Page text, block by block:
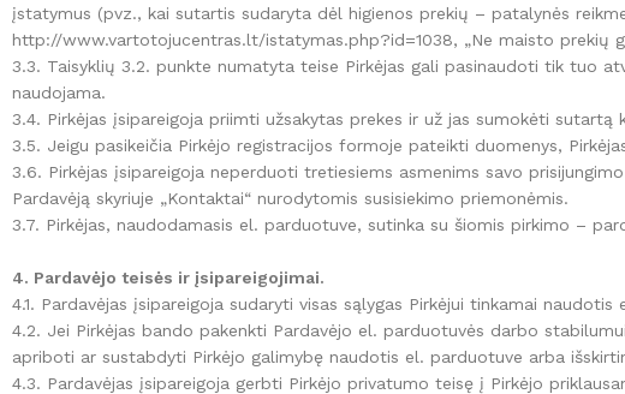
įstatymus (pvz., kai sutartis sudaryta dėl higienos prekių – patalynės
http://www.vartotojucentras.lt/istatymas.php?id=1038, „Ne maisto prekių
3.3. Taisyklių 3.2. punkte numatyta teise Pirkėjas gali pasinaudoti tik tuo
naudojama.
3.4. Pirkėjas įsipareigoja priimti užsakytas prekes ir už jas sumokėti sutartą
3.5. Jeigu pasikeičia Pirkėjo registracijos formoje pateikti duomenys,
3.6. Pirkėjas įsipareigoja neperduoti tretiesiems asmenims savo
Pardavėją skyriuje „Kontaktai“ nurodytomis susisiekimo priemonėmis.
3.7. Pirkėjas, naudodamasis el. parduotuve, sutinka su šiomis pirkimo –
4. Pardavėjo teisės ir įsipareigojimai.
4.1. Pardavėjas įsipareigoja sudaryti visas sąlygas Pirkėjui tinkamai
4.2. Jei Pirkėjas bando pakenkti Pardavėjo el. parduotuvės darbo
apriboti ar sustabdyti Pirkėjo galimybę naudotis el. parduotuve arba
4.3. Pardavėjas įsipareigoja gerbti Pirkėjo privatumo teisę į Pirkėjo